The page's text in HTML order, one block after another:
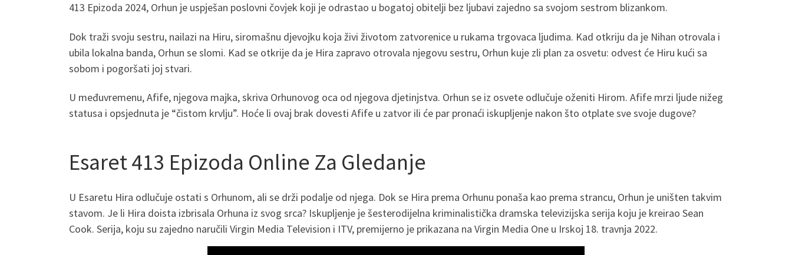
413 Epizoda 2024, Orhun je uspješan poslovni čovjek koji je odrastao u bogatoj obitelji bez ljubavi zajedno sa svojom sestrom blizankom.
Dok traži svoju sestru, nailazi na Hiru, siromašnu djevojku koja živi životom zatvorenice u rukama trgovaca ljudima. Kad otkriju da je Nihan otrovala i
ubila lokalna banda, Orhun se slomi. Kad se otkrije da je Hira zapravo otrovala njegovu sestru, Orhun kuje zli plan za osvetu: odvest će Hiru kući sa
sobom i pogoršati joj stvari.
U međuvremenu, Afife, njegova majka, skriva Orhunovog oca od njegova djetinjstva. Orhun se iz osvete odlučuje oženiti Hirom. Afife mrzi ljude nižeg
statusa i opsjednuta je “čistom krvlju”. Hoće li ovaj brak dovesti Afife u zatvor ili će par pronaći iskupljenje nakon što otplate sve svoje dugove?
Esaret 413 Epizoda Online Za Gledanje
U Esaretu Hira odlučuje ostati s Orhunom, ali se drži podalje od njega. Dok se Hira prema Orhunu ponaša kao prema strancu, Orhun je uništen takvim
stavom. Je li Hira doista izbrisala Orhuna iz svog srca? Iskupljenje je šesterodijelna kriminalistička dramska televizijska serija koju je kreirao Sean
Cook. Serija, koju su zajedno naručili Virgin Media Television i ITV, premijerno je prikazana na Virgin Media One u Irskoj 18. travnja 2022.